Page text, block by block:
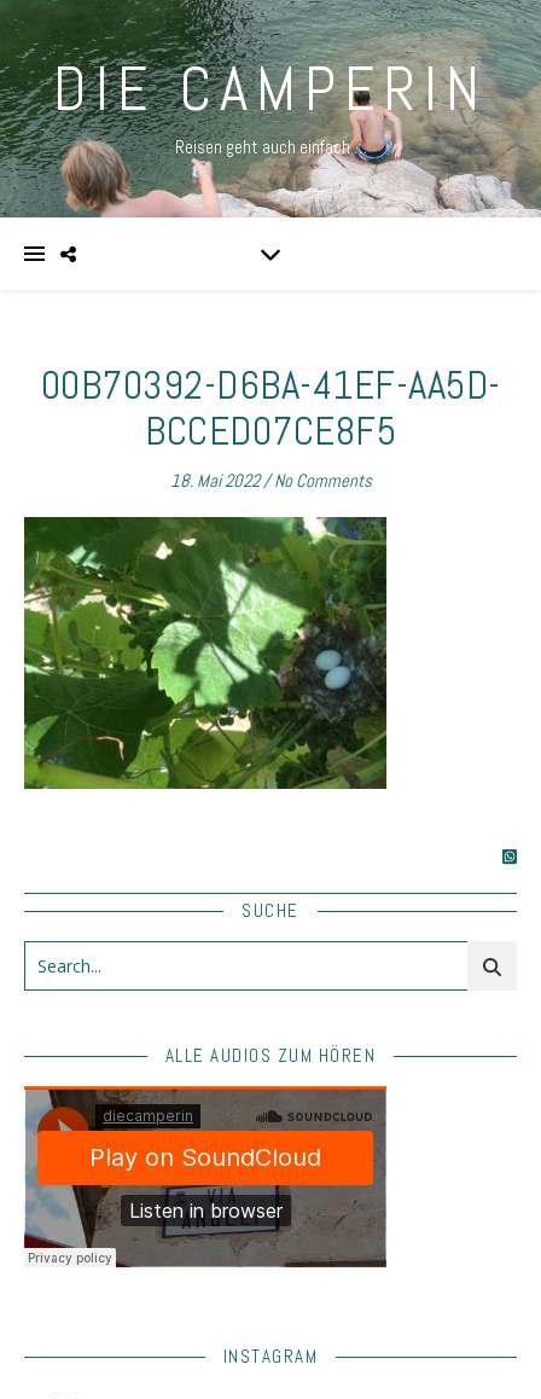
DIE CAMPERIN
Reisen geht auch einfach …
00B70392-D6BA-41EF-AA5D-
BCCED07CE8F5
18. Mai 2022/ No Comments
SUCHE
ALLE AUDIOS ZUM HÖREN
INSTAGRAM